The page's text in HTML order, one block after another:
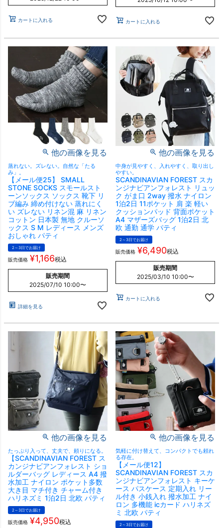
カートに入れる カートに入れる
他の画像を見る
蒸れない。ズレない。自然な「たる
み」。
【メール便25】 SMALL
STONE SOCKS スモールスト
ーンソックス ソックス 靴下 リ
ブ編み 締め付けない 蒸れにく
い ズレない リネン混 麻 リネン
コットン 日本製 無地 クルーソ
ックス S M レディース メンズ
おしゃれ パティ
2～3日でお届け
販売価格 ¥1,166税込
販売期間
2025/07/10 10:00〜
詳細を見る
他の画像を見る
中身が見やすく、入れやすく、取り出し
やすい。
SCANDINAVIAN FOREST スカ
ンジナビアンフォレスト リュッ
ク がま口 2way 撥水 ナイロン
1泊2日 11ポケット 肩 楽 軽い
クッションパッド 背面ポケット
A4 マザーズバッグ 1泊2日 北
欧 通勤 通学 パティ
2～3日でお届け
販売価格 ¥6,490税込
販売期間
2025/03/10 10:00〜
カートに入れる
他の画像を見る
たっぷり入って、丈夫で、頼りになる。
【SCANDINAVIAN FOREST ス
カンジナビアンフォレスト ショ
ルダーバッグ レディース A4 撥
水加工 ナイロン ポケット多数
大き目 マチ付き チャーム付き
ハリネズミ 1泊2日 北欧 パティ
2～3日でお届け
販売価格 ¥4,950税込
他の画像を見る
気軽に付け替えて、コンパクトでも頼れ
る存在。
【メール便12】
SCANDINAVIAN FOREST スカ
ンジナビアンフォレスト キーケ
ース パスケース 定期入れ リー
ル付き 小銭入れ 撥水加工 ナイ
ロン 多機能 icカード ハリネズ
ミ 北欧 パティ
2～3日でお届け